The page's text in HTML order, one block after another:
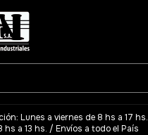
Lunes a viernes de 8 hs a 17
hs a 13 hs. / Envíos a todo el País